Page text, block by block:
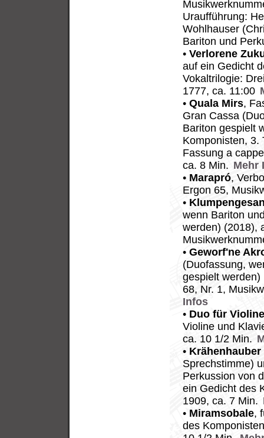
Uraufführung:
Wohlhauser
Bariton und
•Verlorene
auf ein Gedicht
Vokaltrilogie:
1777, ca. 11:00
•Quala Mirs,
Gran Cassa
Bariton gespielt
Komponisten, 3.
Fassung a
ca. 8 Min. Mehr
• Marapró,
Ergon 65,
•
wenn Bariton
werden) (2018),
•Geworf'ne
(Duofassung,
gespielt
68, Nr. 1,
Infos
• Duo für
Violine und
ca. 10 1/2 Min.
• Krähenhauber
Sprechstimme)
Perkussion von
ein Gedicht des
1909, ca. 7 Min.
• Miramsobale,
des